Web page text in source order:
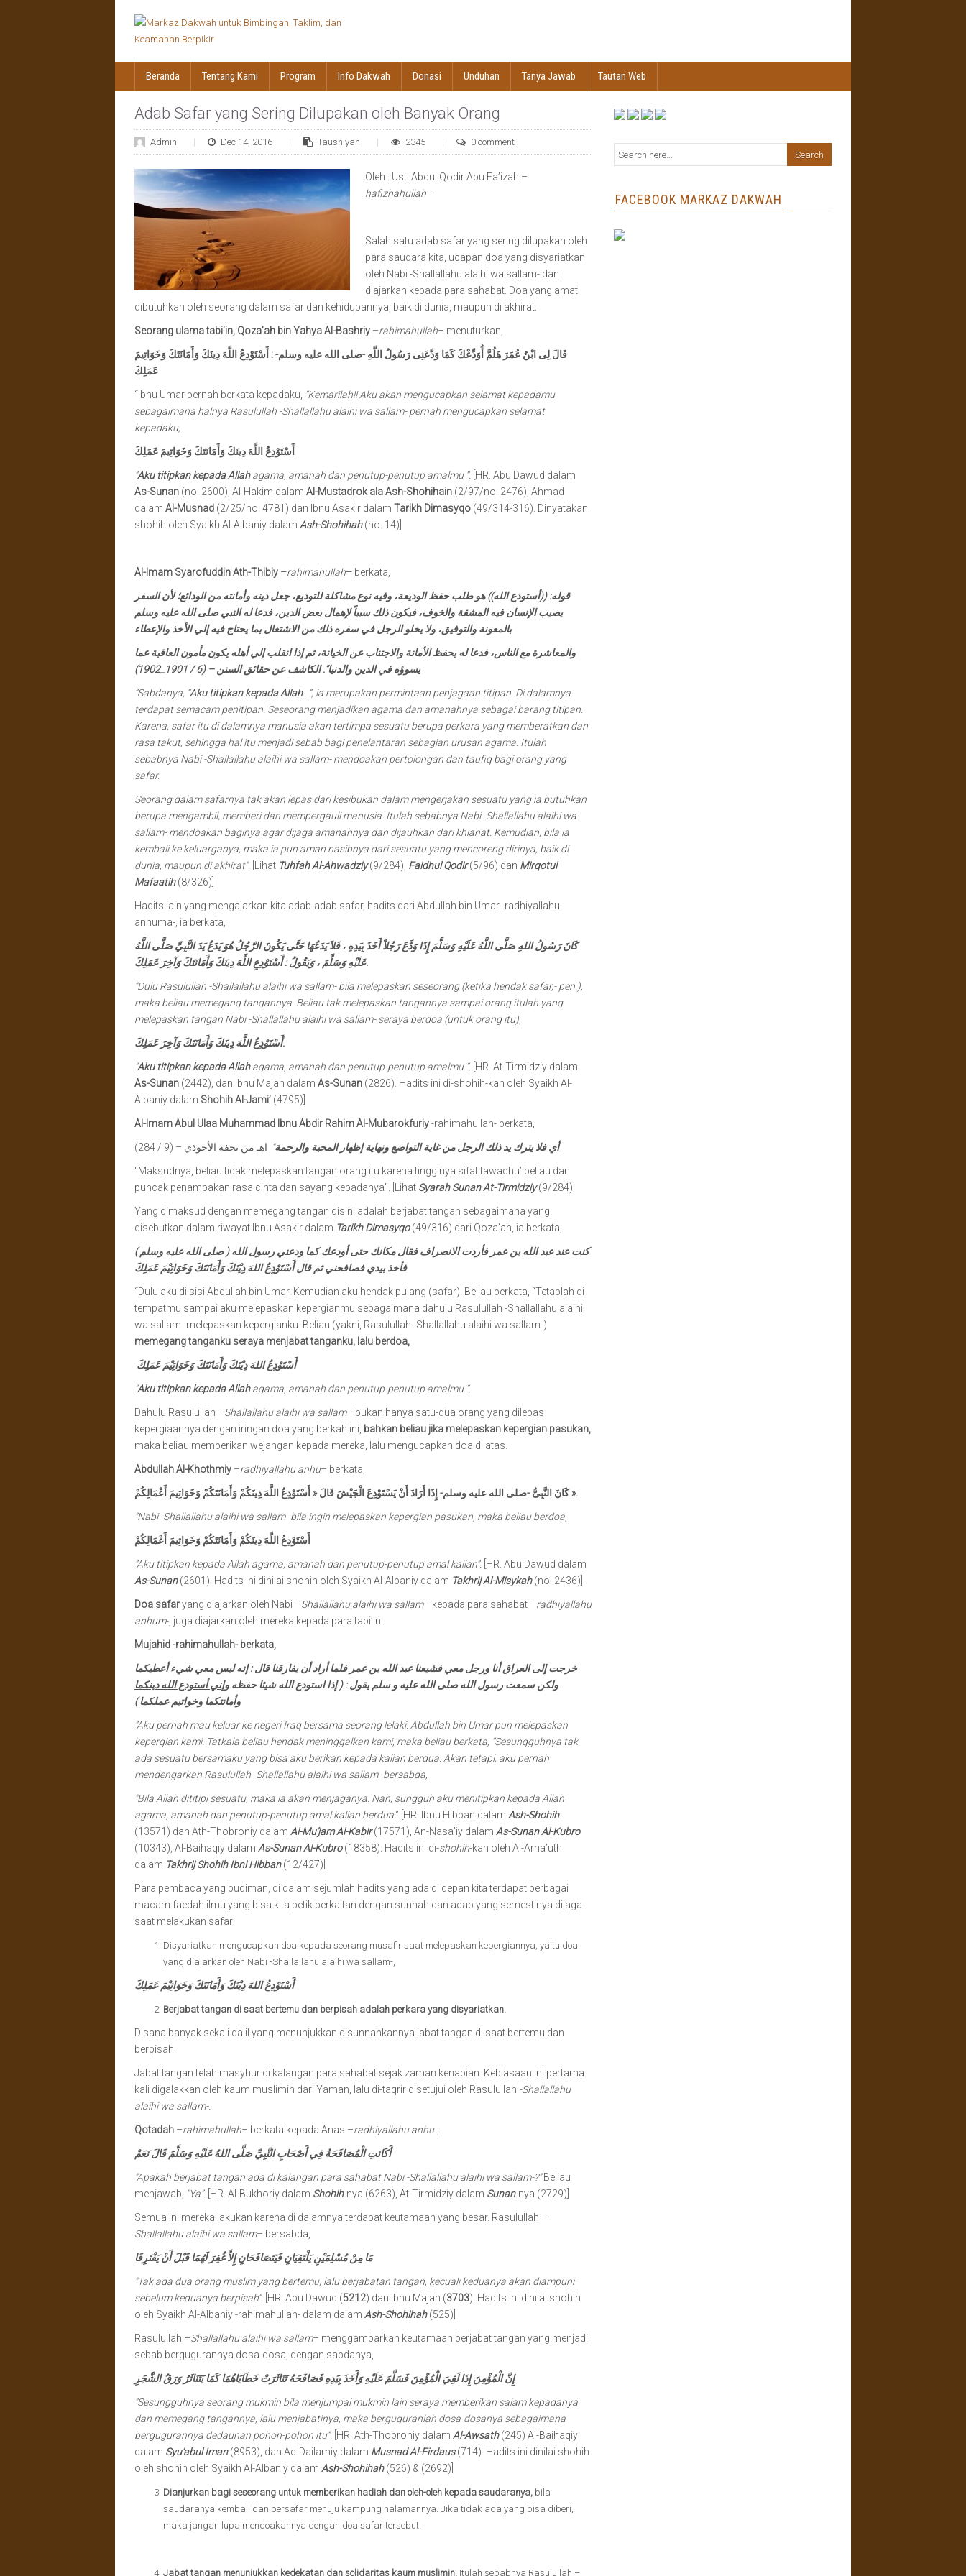
Beranda Tentang Kami Program Info Dakwah Donasi Unduhan Tanya Jawab Tautan Web
Adab Safar yang Sering Dilupakan oleh Banyak Orang
Admin Dec 14, 2016 Taushiyah 2345 0 comment
Oleh : Ust. Abdul Qodir Abu Fa’izah –
hafizhahullah–
Salah satu adab safar yang sering dilupakan oleh
para saudara kita, ucapan doa yang disyariatkan
oleh Nabi -Shallallahu alaihi wa sallam- dan
diajarkan kepada para sahabat. Doa yang amat
dibutuhkan oleh seorang dalam safar dan kehidupannya, baik di dunia, maupun di akhirat.
Seorang ulama tabi’in, Qoza’ah bin Yahya Al-Bashriy –rahimahullah– menuturkan,
قَالَ لِى ابْنُ عُمَرَ هَلُمَّ أُوَدِّعْكَ كَمَا وَدَّعَنِى رَسُولُ اللَّهِ -صلى الله عليه وسلم- : أَسْتَوْدِعُ اللَّهَ دِينَكَ وَأَمَانَتَكَ وَخَوَاتِيمَ
عَمَلِكَ
“Ibnu Umar pernah berkata kepadaku, “Kemarilah!! Aku akan mengucapkan selamat kepadamu
sebagaimana halnya Rasulullah -Shallallahu alaihi wa sallam- pernah mengucapkan selamat
kepadaku,
أَسْتَوْدِعُ اللَّهَ دِينَكَ وَأَمَانَتَكَ وَخَوَاتِيمَ عَمَلِكَ
“Aku titipkan kepada Allahagama, amanah dan penutup-penutup amalmu “. [HR. Abu Dawud dalam
As-Sunan (no. 2600), Al-Hakim dalam Al-Mustadrok ala Ash-Shohihain (2/97/no. 2476), Ahmad
dalam Al-Musnad (2/25/no. 4781) dan Ibnu Asakir dalam Tarikh Dimasyqo (49/314-316). Dinyatakan
shohih oleh Syaikh Al-Albaniy dalam Ash-Shohihah(no. 14)]
Al-Imam Syarofuddin Ath-Thibiy –rahimahullah– berkata,
قوله: ((أستودع الله)) هو طلب حفظ الوديعة، وفيه نوع مشاكلة للتوديع، جعل دينه وأمانته من الودائع؛ لأن السفر
يصيب الإنسان فيه المشقة والخوف، فيكون ذلك سبباً لإهمال بعض الدين، فدعا له النبي صلى الله عليه وسلم
بالمعونة والتوفيق، ولا يخلو الرجل في سفره ذلك من الاشتغال بما يحتاج فيه إلي الأخذ والإعطاء
والمعاشرة مع الناس، فدعا له بحفظ الأمانة والاجتناب عن الخيانة، ثم إذا انقلب إلي أهله يكون مأمون العاقبة عما
يسوؤه في الدين والدنيا”. الكاشف عن حقائق السنن – (6 / 1901_1902)
“Sabdanya, “Aku titipkan kepada Allah…”, ia merupakan permintaan penjagaan titipan. Di dalamnya
terdapat semacam penitipan. Seseorang menjadikan agama dan amanahnya sebagai barang titipan.
Karena, safar itu di dalamnya manusia akan tertimpa sesuatu berupa perkara yang memberatkan dan
rasa takut, sehingga hal itu menjadi sebab bagi penelantaran sebagian urusan agama. Itulah
sebabnya Nabi -Shallallahu alaihi wa sallam- mendoakan pertolongan dan taufiq bagi orang yang
safar.
Seorang dalam safarnya tak akan lepas dari kesibukan dalam mengerjakan sesuatu yang ia butuhkan
berupa mengambil, memberi dan mempergauli manusia. Itulah sebabnya Nabi -Shallallahu alaihi wa
sallam- mendoakan baginya agar dijaga amanahnya dan dijauhkan dari khianat. Kemudian, bila ia
kembali ke keluarganya, maka ia pun aman nasibnya dari sesuatu yang mencoreng dirinya, baik di
dunia, maupun di akhirat”. [Lihat Tuhfah Al-Ahwadziy(9/284), Faidhul Qodir(5/96) dan Mirqotul
Mafaatih(8/326)]
Hadits lain yang mengajarkan kita adab-adab safar, hadits dari Abdullah bin Umar -radhiyallahu
anhuma-, ia berkata,
كَانَ رَسُولُ اللهِ صَلَّى اللَّهُ عَلَيْهِ وَسَلَّمَ إِذَا وَدَّعَ رَجُلاً أَخَذَ بِيَدِهِ ، فَلاَ يَدَعُهَا حَتَّى يَكُونَ الرَّجُلُ هُوَ يَدَعُ يَدَ النَّبِيِّ صَلَّى اللَّهُ
عَلَيْهِ وَسَلَّمَ ، وَيَقُولُ : أَسْتَوْدِعِ اللَّهَ دِينَكَ وَأَمَانَتَكَ وَآخِرَ عَمَلِكَ.
“Dulu Rasulullah -Shallallahu alaihi wa sallam- bila melepaskan seseorang (ketika hendak safar,- pen.),
maka beliau memegang tangannya. Beliau tak melepaskan tangannya sampai orang itulah yang
melepaskan tangan Nabi -Shallallahu alaihi wa sallam- seraya berdoa (untuk orang itu),
أَسْتَوْدِعُ اللَّهَ دِينَكَ وَأَمَانَتَكَ وَآخِرَ عَمَلِكَ.
“Aku titipkan kepada Allahagama, amanah dan penutup-penutup amalmu “. [HR. At-Tirmidziy dalam
As-Sunan (2442), dan Ibnu Majah dalam As-Sunan (2826). Hadits ini di-shohih-kan oleh Syaikh Al-
Albaniy dalam Shohih Al-Jami’ (4795)]
Al-Imam Abul Ulaa Muhammad Ibnu Abdir Rahim Al-Mubarokfuriy-rahimahullah- berkata,
أي فلا يترك يد ذلك الرجل من غاية التواضع ونهاية إظهار المحبة والرحمة“ اهـ من تحفة الأحوذي – (9 / 284)
“Maksudnya, beliau tidak melepaskan tangan orang itu karena tingginya sifat tawadhu’ beliau dan
puncak penampakan rasa cinta dan sayang kepadanya”. [Lihat Syarah Sunan At-Tirmidziy(9/284)]
Yang dimaksud dengan memegang tangan disini adalah berjabat tangan sebagaimana yang
disebutkan dalam riwayat Ibnu Asakir dalam Tarikh Dimasyqo(49/316) dari Qoza’ah, ia berkata,
كنت عند عبد الله بن عمر فأردت الانصراف فقال مكانك حتى أودعك كما ودعني رسول الله ( صلى الله عليه وسلم )
فأخذ بيدي فصافحني ثم قال أَسْتَوْدِعُ اللهَ دِيْنَكَ وَأَمَانَتَكَ وَخَوَاتِيْمَ عَمَلِكَ
“Dulu aku di sisi Abdullah bin Umar. Kemudian aku hendak pulang (safar). Beliau berkata, “Tetaplah di
tempatmu sampai aku melepaskan kepergianmu sebagaimana dahulu Rasulullah -Shallallahu alaihi
wa sallam- melepaskan kepergianku. Beliau (yakni, Rasulullah -Shallallahu alaihi wa sallam-)
memegang tanganku seraya menjabat tanganku, lalu berdoa,
أَسْتَوْدِعُ اللهَ دِيْنَكَ وَأَمَانَتَكَ وَخَوَاتِيْمَ عَمَلِكَ
“Aku titipkan kepada Allahagama, amanah dan penutup-penutup amalmu “.
Dahulu Rasulullah –Shallallahu alaihi wa sallam– bukan hanya satu-dua orang yang dilepas
kepergiaannya dengan iringan doa yang berkah ini, bahkan beliau jika melepaskan kepergian pasukan,
maka beliau memberikan wejangan kepada mereka, lalu mengucapkan doa di atas.
Abdullah Al-Khothmiy –radhiyallahu anhu– berkata,
كَانَ النَّبِىُّ -صلى الله عليه وسلم- إِذَا أَرَادَ أَنْ يَسْتَوْدِعَ الْجَيْشَ قَالَ « أَسْتَوْدِعُ اللَّهَ دِينَكُمْ وَأَمَانَتَكُمْ وَخَوَاتِيمَ أَعْمَالِكُمْ ».
“Nabi -Shallallahu alaihi wa sallam- bila ingin melepaskan kepergian pasukan, maka beliau berdoa,
أَسْتَوْدِعُ اللَّهَ دِينَكُمْ وَأَمَانَتَكُمْ وَخَوَاتِيمَ أَعْمَالِكُمْ
“Aku titipkan kepada Allah agama, amanah dan penutup-penutup amal kalian”. [HR. Abu Dawud dalam
As-Sunan(2601). Hadits ini dinilai shohih oleh Syaikh Al-Albaniy dalam Takhrij Al-Misykah(no. 2436)]
Doa safaryang diajarkan oleh Nabi –Shallallahu alaihi wa sallam– kepada para sahabat –radhiyallahu
anhum-, juga diajarkan oleh mereka kepada para tabi’in.
Mujahid -rahimahullah- berkata,
خرجت إلى العراق أنا ورجل معي فشيعنا عبد الله بن عمر فلما أراد أن يفارقنا قال : إنه ليس معي شيء أعطيكما
ولكن سمعت رسول الله صلى الله عليه و سلم يقول : ( إذا استودع الله شيئا حفظه وإني أستودع الله دينكما
وأمانتكما وخواتيم عملكما )
“Aku pernah mau keluar ke negeri Iraq bersama seorang lelaki. Abdullah bin Umar pun melepaskan
kepergian kami. Tatkala beliau hendak meninggalkan kami, maka beliau berkata, “Sesungguhnya tak
ada sesuatu bersamaku yang bisa aku berikan kepada kalian berdua. Akan tetapi, aku pernah
mendengarkan Rasulullah -Shallallahu alaihi wa sallam- bersabda,
“Bila Allah dititipi sesuatu, maka ia akan menjaganya. Nah, sungguh aku menitipkan kepada Allah
agama, amanah dan penutup-penutup amal kalian berdua”. [HR. Ibnu Hibban dalam Ash-Shohih
(13571) dan Ath-Thobroniy dalam Al-Mu’jam Al-Kabir(17571), An-Nasa’iy dalam As-Sunan Al-Kubro
(10343), Al-Baihaqiy dalam As-Sunan Al-Kubro(18358). Hadits ini di-shohih-kan oleh Al-Arna’uth
dalam Takhrij Shohih Ibni Hibban(12/427)]
Para pembaca yang budiman, di dalam sejumlah hadits yang ada di depan kita terdapat berbagai
macam faedah ilmu yang bisa kita petik berkaitan dengan sunnah dan adab yang semestinya dijaga
saat melakukan safar:
Disyariatkan mengucapkan doa kepada seorang musafir saat melepaskan kepergiannya, yaitu doa
yang diajarkan oleh Nabi -Shallallahu alaihi wa sallam-,
أَسْتَوْدِعُ اللهَ دِيْنَكَ وَأَمَانَتَكَ وَخَوَاتِيْمَ عَمَلِكَ
Berjabat tangan di saat bertemu dan berpisah adalah perkara yang disyariatkan.
Disana banyak sekali dalil yang menunjukkan disunnahkannya jabat tangan di saat bertemu dan
berpisah.
Jabat tangan telah masyhur di kalangan para sahabat sejak zaman kenabian. Kebiasaan ini pertama
kali digalakkan oleh kaum muslimin dari Yaman, lalu di-taqrir disetujui oleh Rasulullah -Shallallahu
alaihi wa sallam-.
Qotadah –rahimahullah– berkata kepada Anas –radhiyallahu anhu-,
أَكَانَتِ الْمُصَافَحَةُ فِي أَصْحَابِ النَّبِيِّ صَلَّى اللهُ عَلَيْهِ وَسَلَّمَ قَالَ نَعَمْ
“Apakah berjabat tangan ada di kalangan para sahabat Nabi -Shallallahu alaihi wa sallam-?”Beliau
menjawab, “Ya”. [HR. Al-Bukhoriy dalam Shohih-nya (6263), At-Tirmidziy dalam Sunan-nya (2729)]
Semua ini mereka lakukan karena di dalamnya terdapat keutamaan yang besar. Rasulullah –
Shallallahu alaihi wa sallam– bersabda,
مَا مِنْ مُسْلِمَيْنِ يَلْتَقِيَانِ فَيَتَصَافَحَانِ إِلاَّ غُفِرَ لَهُمَا قَبْلَ أَنْ يَفْتَرِقَا
“Tak ada dua orang muslim yang bertemu, lalu berjabatan tangan, kecuali keduanya akan diampuni
sebelum keduanya berpisah”. [HR. Abu Dawud (5212) dan Ibnu Majah (3703). Hadits ini dinilai shohih
oleh Syaikh Al-Albaniy -rahimahullah- dalam dalam Ash-Shohihah(525)]
Rasulullah –Shallallahu alaihi wa sallam– menggambarkan keutamaan berjabat tangan yang menjadi
sebab bergugurannya dosa-dosa, dengan sabdanya,
إِنَّ الْمُؤْمِنَ إِذَا لَقِيَ الْمُؤْمِنَ فَسَلَّمَ عَلَيْهِ وَأَخَذَ بِيَدِهِ فَصَافَحَهُ تَنَاثَرَتْ خَطَايَاهُمَا كَمَا يَتَنَاثَرُ وَرَقُ الشَّجَرِ
“Sesungguhnya seorang mukmin bila menjumpai mukmin lain seraya memberikan salam kepadanya
dan memegang tangannya, lalu menjabatinya, maka berguguranlah dosa-dosanya sebagaimana
bergugurannya dedaunan pohon-pohon itu”. [HR. Ath-Thobroniy dalam Al-Awsath(245) Al-Baihaqiy
dalam Syu’abul Iman(8953), dan Ad-Dailamiy dalam Musnad Al-Firdaus(714). Hadits ini dinilai shohih
oleh shohih oleh Syaikh Al-Albaniy dalam Ash-Shohihah(526) & (2692)]
Dianjurkan bagi seseorang untuk memberikan hadiah dan oleh-oleh kepada saudaranya, bila
saudaranya kembali dan bersafar menuju kampung halamannya. Jika tidak ada yang bisa diberi,
maka jangan lupa mendoakannya dengan doa safar tersebut.
Jabat tangan menunjukkan kedekatan dan solidaritas kaum muslimin. Itulah sebabnya Rasulullah –
FACEBOOK MARKAZ DAKWAH